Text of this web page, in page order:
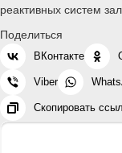
реактивных систем
Поделиться
ВКонтакте
Viber
Скопировать